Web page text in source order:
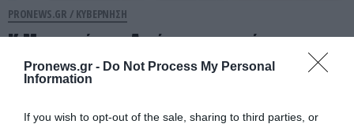
Pronews.gr - Do Not Process My Personal
Information
If you wish to opt-out of the sale, sharing to third parties, or
PRONEWS.GR / ΚΥΒΕΡΝΗΣΗ
Κ.Μητσοτάκης: Αντί να καταργήσει την
επαχθή φορολόγηση των
φιλοδωρημάτων στην εστίαση
περιχαρής ανακοίνωσε μείωση!